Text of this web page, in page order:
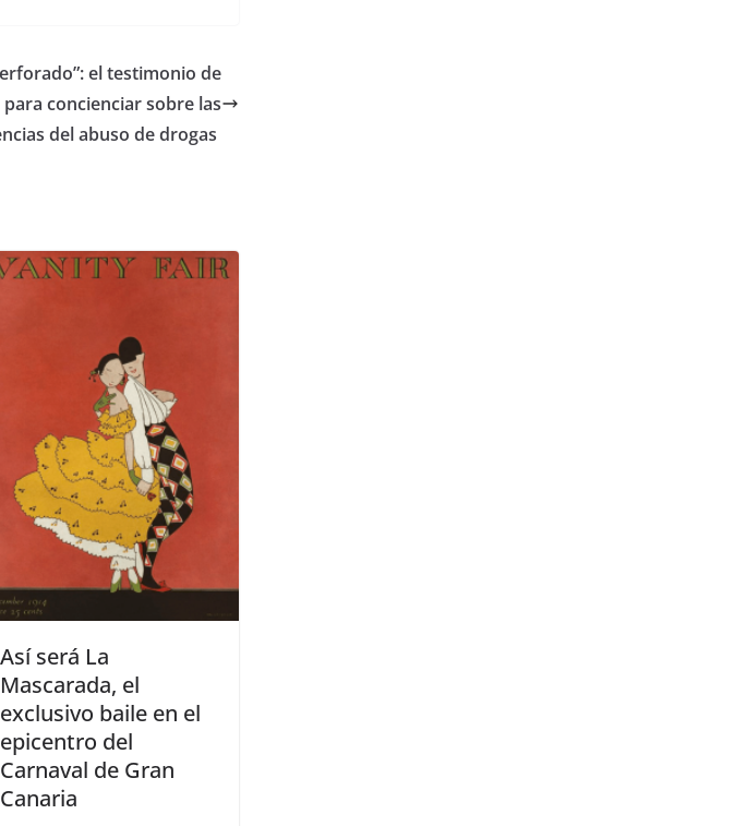
el testimonio de
para concienciar sobre las
del abuso de drogas
​Así será La
Mascarada, el
exclusivo baile en el
epicentro del
Carnaval de Gran
Canaria